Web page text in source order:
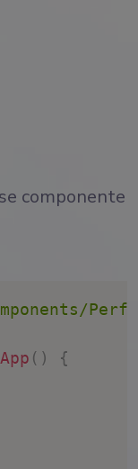
componente
App ( )
{